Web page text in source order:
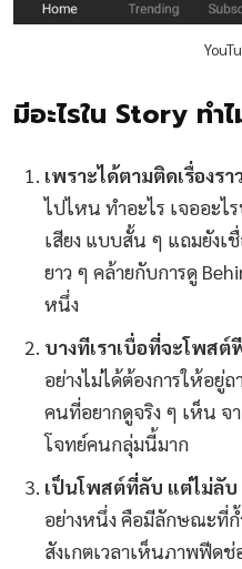
มีอะไรใน Story ทำ
เพราะได้ตามติดเรื่องร
ไปไหน ทำอะไร เจออะไ
เสียง แบบสั้น ๆ แถมยังเ
ยาว ๆ คล้ายกับการดู
หนึ่ง
บางทีเราเบื่อที่จะโพส
อย่างไม่ได้ต้องการให้อ
คนที่อยากดูจริง ๆ เห็น
โจทย์คนกลุ่มนี้มาก
เป็นโพสต์ที่ลับ แต่ไม่ลับ
อย่างหนึ่ง คือมีลักษณะที่ก้
สังเกตเวลาเห็นภาพฟีด